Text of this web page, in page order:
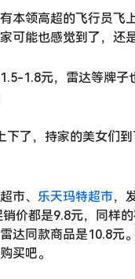
本领高超的飞行员飞
可能也感觉到了，还
1.8元，雷达等牌子
了，持家的美女们
市、 乐天玛特超市，
价都是9.8元，同样
达同款商品是10.8元
买吧。